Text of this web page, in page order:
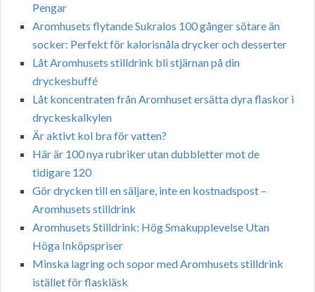
Pengar
Aromhusets flytande Sukralos 100 gånger sötare än
socker: Perfekt för kalorisnåla drycker och desserter
Låt Aromhusets stilldrink bli stjärnan på din
dryckesbuffé
Låt koncentraten från Aromhuset ersätta dyra flaskor i
dryckeskalkylen
Är aktivt kol bra för vatten?
Här är 100 nya rubriker utan dubbletter mot de
tidigare 120
Gör drycken till en säljare, inte en kostnadspost –
Aromhusets stilldrink
Aromhusets Stilldrink: Hög Smakupplevelse Utan
Höga Inköpspriser
Minska lagring och sopor med Aromhusets stilldrink
istället för flaskläsk